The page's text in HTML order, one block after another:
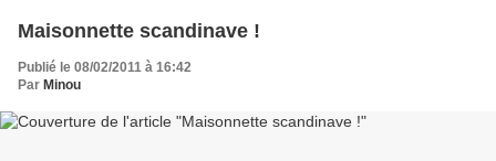
Maisonnette scandinave !
Publié le 08/02/2011 à 16:42
Par Minou